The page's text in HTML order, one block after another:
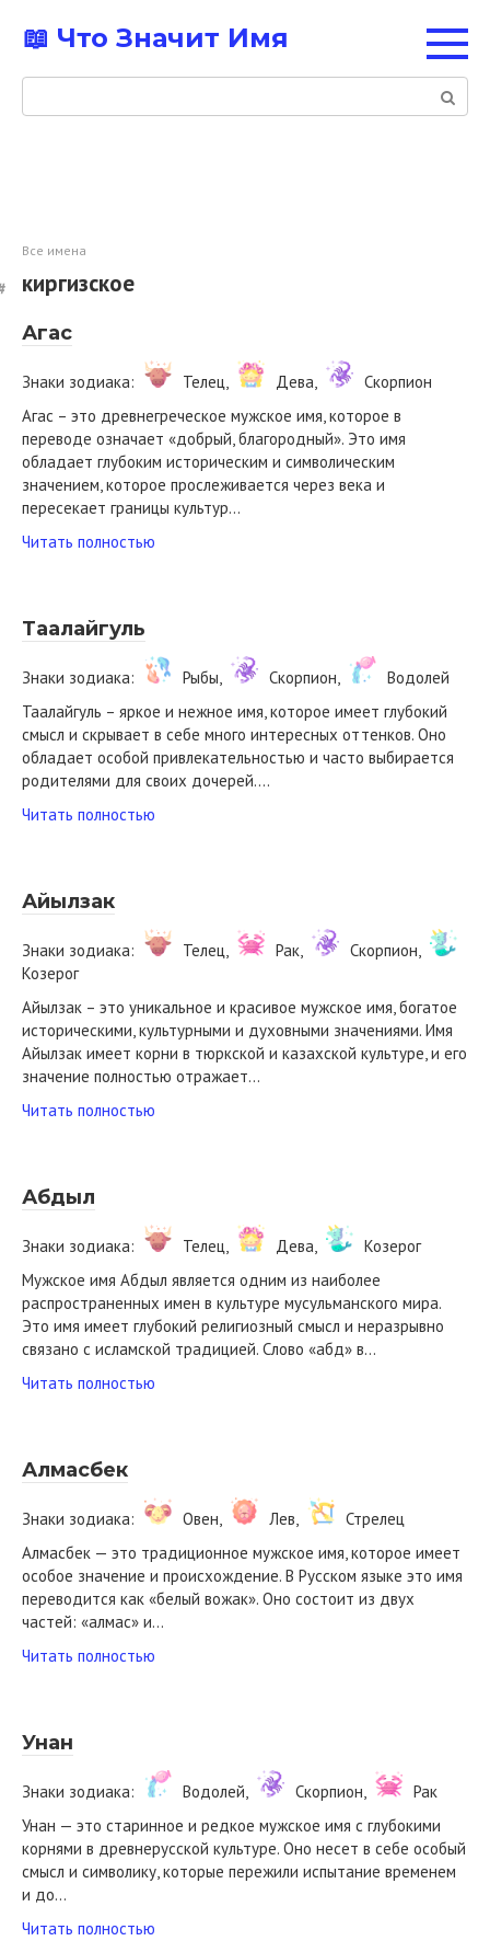
контенту
📖 Что Значит Имя
Поиск:
Все имена
киргизское
Агас
Знаки зодиака: Телец, Дева,
Скорпион
Агас – это древнегреческое мужское имя, которое в
переводе означает «добрый, благородный». Это имя
обладает глубоким историческим и символическим
значением, которое прослеживается через века и
пересекает границы культур…
Читать полностью
Таалайгуль
Знаки зодиака: Рыбы, Скорпион,
Водолей
Таалайгуль – яркое и нежное имя, которое имеет глубокий
смысл и скрывает в себе много интересных оттенков. Оно
обладает особой привлекательностью и часто выбирается
родителями для своих дочерей….
Читать полностью
Айылзак
Знаки зодиака: Телец, Рак,
Скорпион,
Козерог
Айылзак – это уникальное и красивое мужское имя, богатое
историческими, культурными и духовными значениями. Имя
Айылзак имеет корни в тюркской и казахской культуре, и его
значение полностью отражает…
Читать полностью
Абдыл
Знаки зодиака: Телец, Дева,
Козерог
Мужское имя Абдыл является одним из наиболее
распространенных имен в культуре мусульманского мира.
Это имя имеет глубокий религиозный смысл и неразрывно
связано с исламской традицией. Слово «абд» в…
Читать полностью
Алмасбек
Знаки зодиака: Овен, Лев,
Стрелец
Алмасбек — это традиционное мужское имя, которое имеет
особое значение и происхождение. В Русском языке это имя
переводится как «белый вожак». Оно состоит из двух
частей: «алмас» и…
Читать полностью
Унан
Знаки зодиака: Водолей, Скорпион,
Рак
Унан — это старинное и редкое мужское имя с глубокими
корнями в древнерусской культуре. Оно несет в себе особый
смысл и символику, которые пережили испытание временем
и до…
Читать полностью